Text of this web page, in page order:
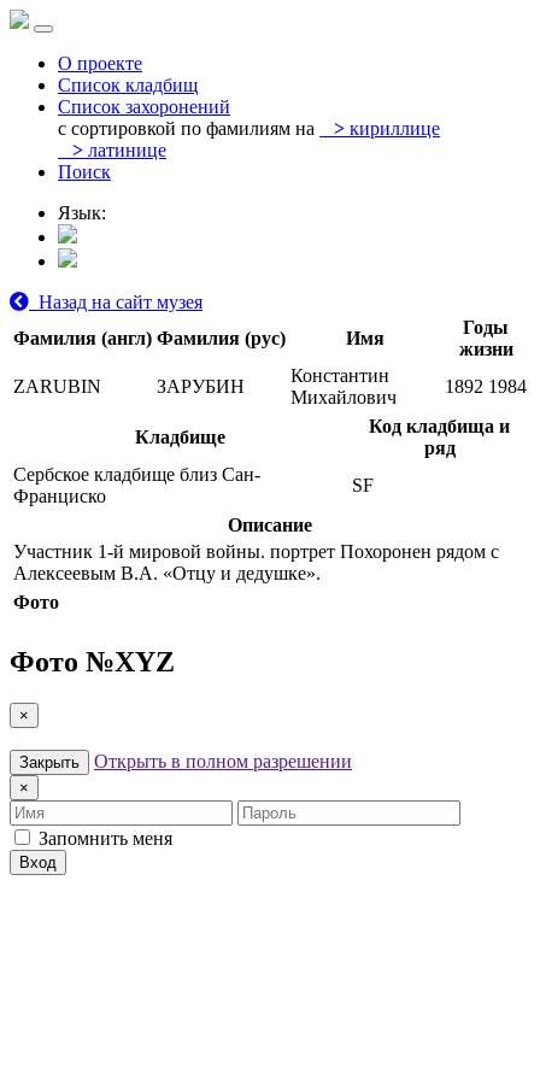
О проекте
Список кладбищ
Список захоронений
с сортировкой по фамилиям на
> кириллице
> латинице
Поиск
Язык:
Назад на сайт музея
Фамилия (англ) Фамилия (рус) Имя
Годы
жизни
ZARUBIN
ЗАРУБИН
Константин
Михайлович
1892 1984
Кладбище
Код кладбища и
ряд
Сербское кладбище близ Сан-
Франциско
SF
Описание
Участник 1-й мировой войны. портрет Похоронен рядом с
Алексеевым В.А. «Отцу и дедушке».
Фото
Фото №XYZ
×
Закрыть Открыть в полном разрешении
×
Имя
Пароль
Запомнить меня
Вход